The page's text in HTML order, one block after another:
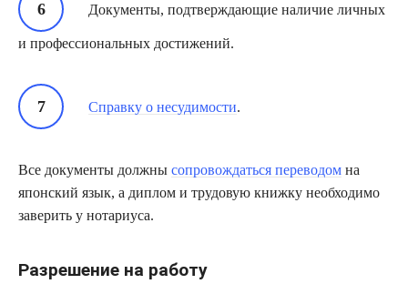
Документы, подтверждающие наличие личных
и профессиональных достижений.
Справку о несудимости.
Все документы должны сопровождаться переводом на
японский язык, а диплом и трудовую книжку необходимо
заверить у нотариуса.
Разрешение на работу